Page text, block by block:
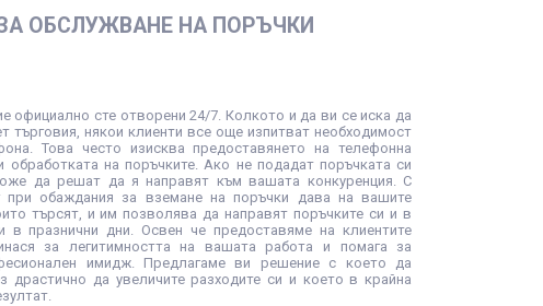
ОБСЛУЖВАНЕ НА ПОРЪЧКИ
официално сте отворени 24/7. Колкото и да ви се иска да
търговия, някои клиенти все още изпитват необходимост
Това често изисква предоставянето на телефонна
обработката на поръчките. Ако не подадат поръчката си
да решат да я направят към вашата конкуренция. С
при обаждания за вземане на поръчки дава на вашите
търсят, и им позволява да направят поръчките си и в
в празнични дни. Освен че предоставяме на клиентите
за легитимността на вашата работа и помага за
имидж. Предлагаме ви решение с което да
драстично да увеличите разходите си и което в крайна